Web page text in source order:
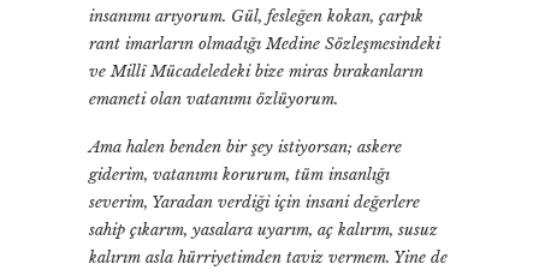
insanımı arıyorum. Gül, fesleğen kokan, çarpık
rant imarların olmadığı Medine Sözleşmesindeki
ve Millî Mücadeledeki bize miras bırakanların
emaneti olan vatanımı özlüyorum.
Ama halen benden bir şey istiyorsan; askere
giderim, vatanımı korurum, tüm insanlığı
severim, Yaradan verdiği için insani değerlere
sahip çıkarım, yasalara uyarım, aç kalırım, susuz
kalırım asla hürriyetimden taviz vermem. Yine de